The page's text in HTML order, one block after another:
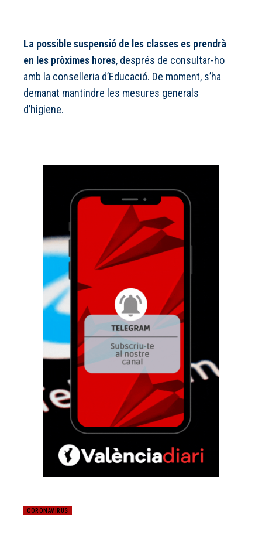
La possible suspensió de les classes es prendrà
en les pròximes hores, després de consultar-ho
amb la conselleria d’Educació. De moment, s’ha
demanat mantindre les mesures generals
d’higiene.
CORONAVIRUS